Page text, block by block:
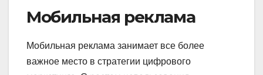
Мобильная реклама
Мобильная реклама занимает все более
важное место в стратегии цифрового